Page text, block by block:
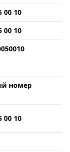
00 10
00 10
номер
00 10